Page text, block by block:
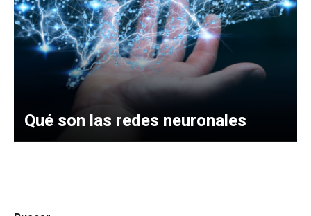
Qué son las redes neuronales